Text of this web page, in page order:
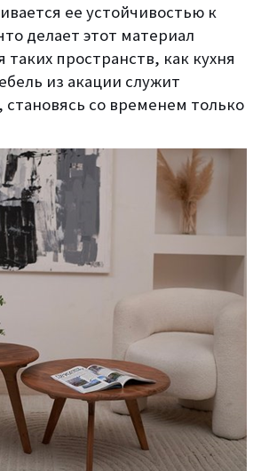
ее устойчивостью к
делает этот материал
пространств, как кухня
из акации служит
со временем только